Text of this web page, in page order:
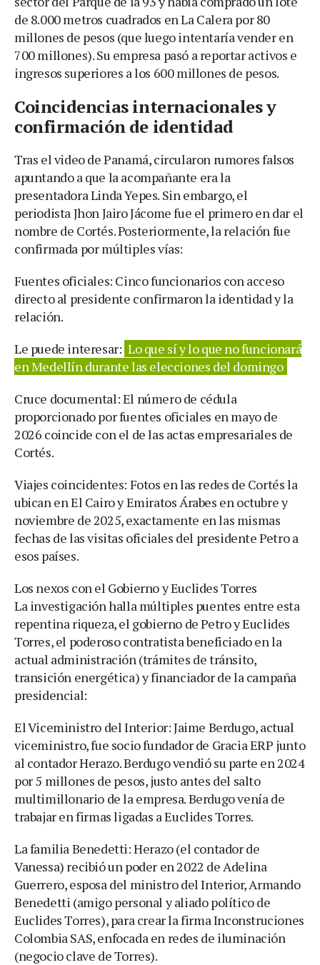
de 8.000 metros cuadrados en La Calera por 80
millones de pesos (que luego intentaría vender en
700 millones). Su empresa pasó a reportar activos e
ingresos superiores a los 600 millones de pesos.
Coincidencias internacionales y
confirmación de identidad
Tras el video de Panamá, circularon rumores falsos
apuntando a que la acompañante era la
presentadora Linda Yepes. Sin embargo, el
periodista Jhon Jairo Jácome fue el primero en dar el
nombre de Cortés. Posteriormente, la relación fue
confirmada por múltiples vías:
Fuentes oficiales: Cinco funcionarios con acceso
directo al presidente confirmaron la identidad y la
relación.
Le puede interesar: Lo que sí y lo que no funcionará
en Medellín durante las elecciones del domingo
Cruce documental: El número de cédula
proporcionado por fuentes oficiales en mayo de
2026 coincide con el de las actas empresariales de
Cortés.
Viajes coincidentes: Fotos en las redes de Cortés la
ubican en El Cairo y Emiratos Árabes en octubre y
noviembre de 2025, exactamente en las mismas
fechas de las visitas oficiales del presidente Petro a
esos países.
Los nexos con el Gobierno y Euclides Torres
La investigación halla múltiples puentes entre esta
repentina riqueza, el gobierno de Petro y Euclides
Torres, el poderoso contratista beneficiado en la
actual administración (trámites de tránsito,
transición energética) y financiador de la campaña
presidencial:
El Viceministro del Interior: Jaime Berdugo, actual
viceministro, fue socio fundador de Gracia ERP junto
al contador Herazo. Berdugo vendió su parte en 2024
por 5 millones de pesos, justo antes del salto
multimillonario de la empresa. Berdugo venía de
trabajar en firmas ligadas a Euclides Torres.
La familia Benedetti: Herazo (el contador de
Vanessa) recibió un poder en 2022 de Adelina
Guerrero, esposa del ministro del Interior, Armando
Benedetti (amigo personal y aliado político de
Euclides Torres), para crear la firma Inconstruciones
Colombia SAS, enfocada en redes de iluminación
(negocio clave de Torres).